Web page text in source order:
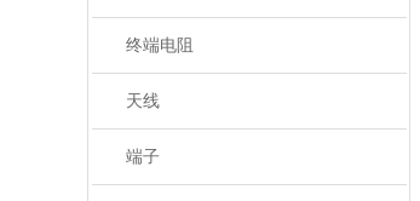
终端电阻
天线
端子